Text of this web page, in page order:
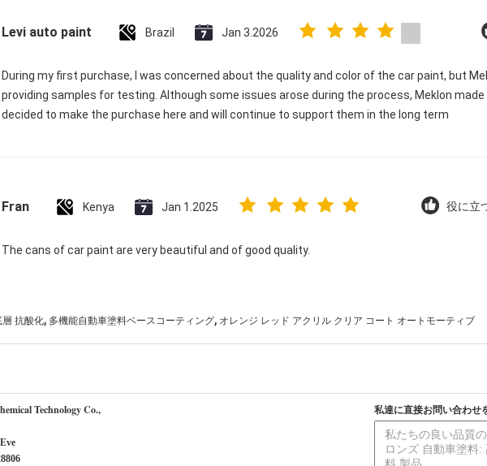
Levi auto paint Brazil Jan 3.2026
During my first purchase, I was concerned about the quality and color of the car paint, but
providing samples for testing. Although some issues arose during the process, Meklon
decided to make the purchase here and will continue to support them in the long term
Fran Kenya Jan 1.2025 役に立
The cans of car paint are very beautiful and of good quality.
層 抗酸化, 多機能自動車塗料ベースコーティング, オレンジ レッド アクリル クリア コート オートモーティブ
Technology Co.,
Eve
私達に直接お問い合わせ